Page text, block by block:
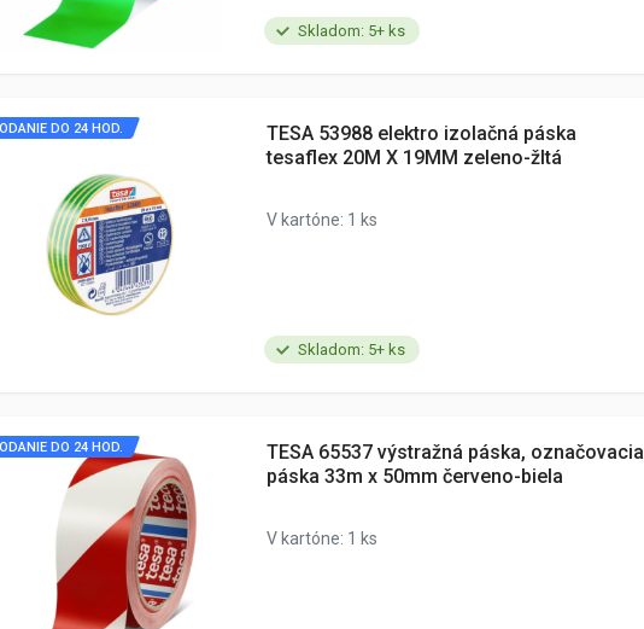
Skladom: 5+ ks
Skladom: 5+ ks
DO 24 HOD.
TESA 53988 elektro izolačná páska
tesaflex 20M X 19MM zeleno-žltá
V kartóne: 1 ks
DO 24 HOD.
TESA 65537 výstražná páska, označovacia
páska 33m x 50mm červeno-biela
V kartóne: 1 ks